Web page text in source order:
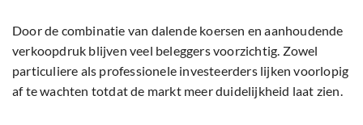
Door de combinatie van dalende koersen en aanhoudende
verkoopdruk blijven veel beleggers voorzichtig. Zowel
particuliere als professionele investeerders lijken voorlopig
af te wachten totdat de markt meer duidelijkheid laat zien.